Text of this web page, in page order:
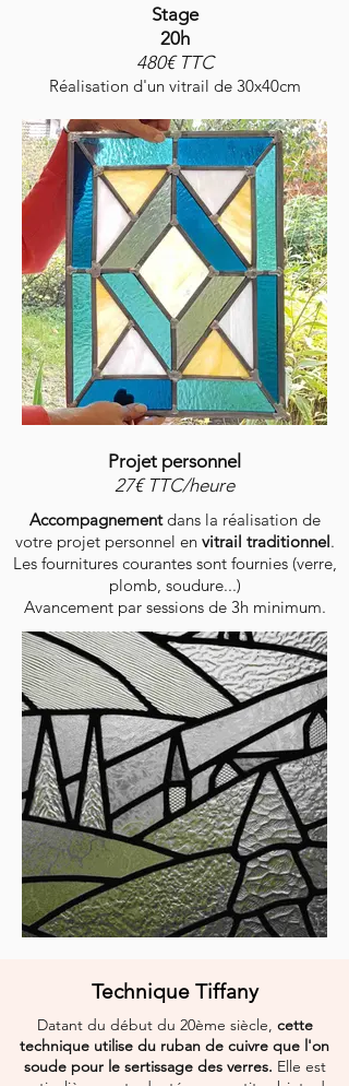
Stage
20h
480€ TTC
Réalisation d'un vitrail de 30x40cm
Projet personnel
27€ TTC/heure
Accompagnementdans la réalisation de
votre projet personnel en vitrail traditionnel.
Les fournitures courantes sont fournies (verre,
plomb, soudure...)
Avancement par sessions de 3h minimum.
Technique Tiffany
Datant du début du 20ème siècle, cette
technique utilise du ruban de cuivre que l'on
soude pour le sertissage des verres. Elle est